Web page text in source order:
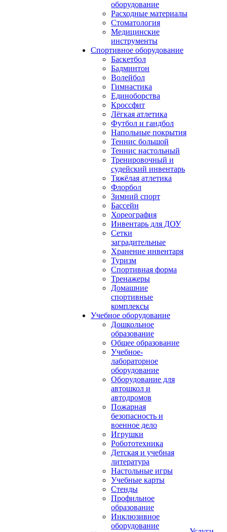
оборудование
Расходные материалы
Стоматология
Медицинские
инструменты
Спортивное оборудование
Баскетбол
Бадминтон
Волейбол
Гимнастика
Единоборства
Кроссфит
Лёгкая атлетика
Футбол и гандбол
Напольные покрытия
Теннис большой
Теннис настольный
Тренировочный и
судейский инвентарь
Тяжёлая атлетика
Флорбол
Зимний спорт
Бассейн
Хореография
Инвентарь для ДОУ
Сетки
заградительные
Хранение инвентаря
Туризм
Спортивная форма
Тренажеры
Домашние
спортивные
комплексы
Учебное оборудование
Дошкольное
образование
Общее образование
Учебное-
лабораторное
оборудование
Оборудование для
автошкол и
автодромов
Пожарная
безопасность и
военное дело
Игрушки
Робототехника
Детская и учебная
литература
Настольные игры
Учебные карты
Стенды
Профильное
образование
Инклюзивное
оборудование